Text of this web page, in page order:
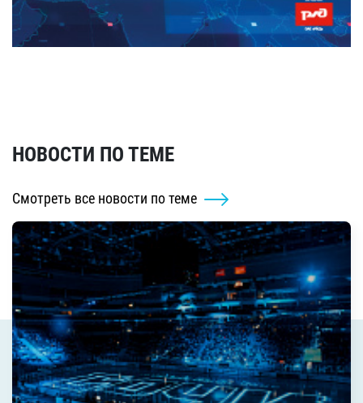
НОВОСТИ ПО ТЕМЕ
Смотреть все новости по теме